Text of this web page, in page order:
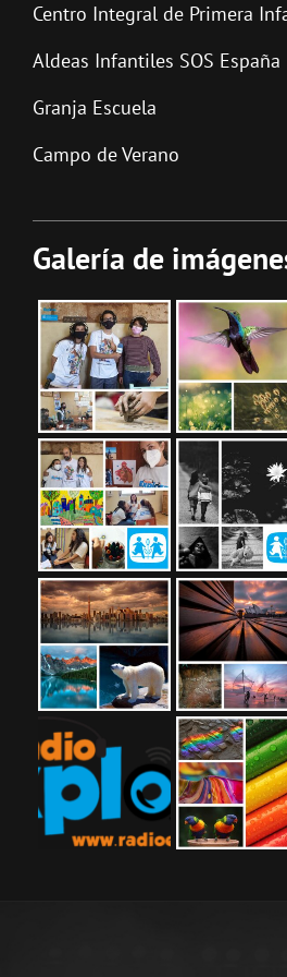
Centro Integral de Primera
Aldeas Infantiles SOS España
Granja Escuela
Campo de Verano
Galería de